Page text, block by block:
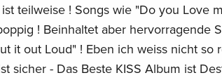
teilweise ! Songs wie "Do you Love
! Beinhaltet aber hervorragende
it out Loud" ! Eben ich weiss nicht so
sicher - Das Beste KISS Album ist